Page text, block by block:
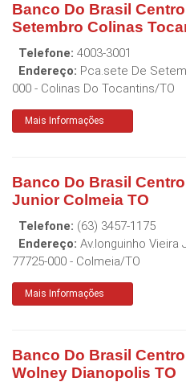
Banco Do Brasil
Setembro Colinas
Telefone: 4003-3001
Endereço: Pca.sete De
000 - Colinas Do Tocantins/TO
Mais Informações
Banco Do Brasil
Junior Colmeia TO
Telefone: (63) 3457-1175
Endereço: Av.longuinho Vieira
77725-000 - Colmeia/TO
Mais Informações
Banco Do Brasil
Wolney Dianopolis TO